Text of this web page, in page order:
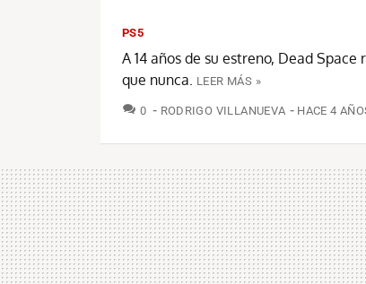
PS5
A 14 años de su estreno, Dead
que nunca. LEER MÁS »
0 COMENTARIOS
RODRIGO VILLANUEVA HACE 4